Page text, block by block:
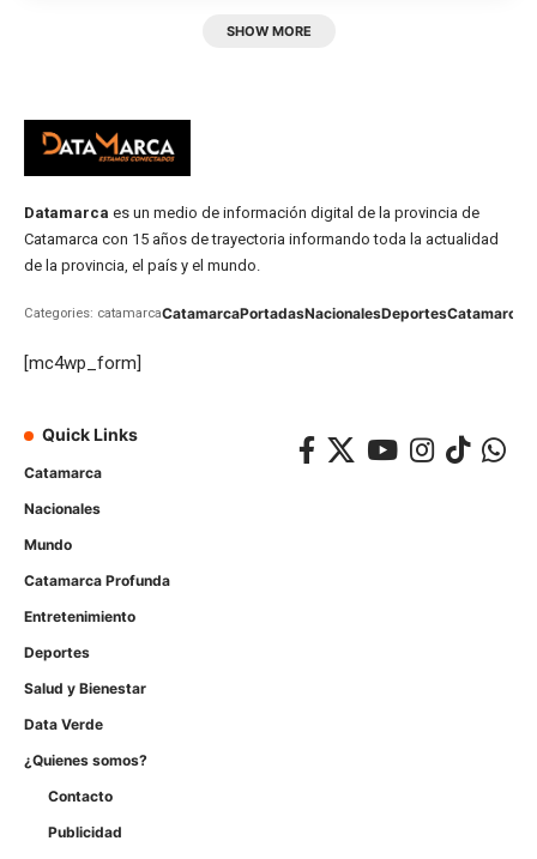
SHOW MORE
Datamarca es un medio de información digital de la provincia de
Catamarca con 15 años de trayectoria informando toda la actualidad
de la provincia, el país y el mundo.
Categories: catamarcaCatamarcaPortadasNacionalesDeportesCatamarca
[mc4wp_form]
Quick Links
Catamarca
Nacionales
Mundo
Catamarca Profunda
Entretenimiento
Deportes
Salud y Bienestar
Data Verde
¿Quienes somos?
Contacto
Publicidad